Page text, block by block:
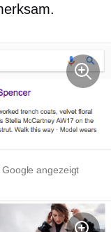
angezeigt